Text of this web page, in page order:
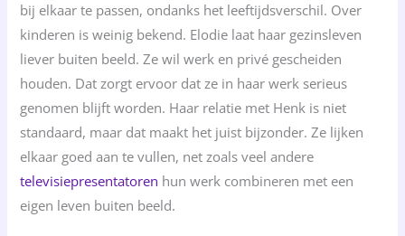
bij elkaar te passen, ondanks het leeftijdsverschil. Over
kinderen is weinig bekend. Elodie laat haar gezinsleven
liever buiten beeld. Ze wil werk en privé gescheiden
houden. Dat zorgt ervoor dat ze in haar werk serieus
genomen blijft worden. Haar relatie met Henk is niet
standaard, maar dat maakt het juist bijzonder. Ze lijken
elkaar goed aan te vullen, net zoals veel andere
televisiepresentatoren hun werk combineren met een
eigen leven buiten beeld.